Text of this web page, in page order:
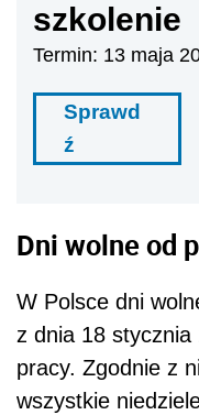
szkolenie
Termin: 13 maja
Sprawd
ź
Dni wolne od
W Polsce dni
z dnia 18 stycznia
pracy. Zgodnie z
wszystkie